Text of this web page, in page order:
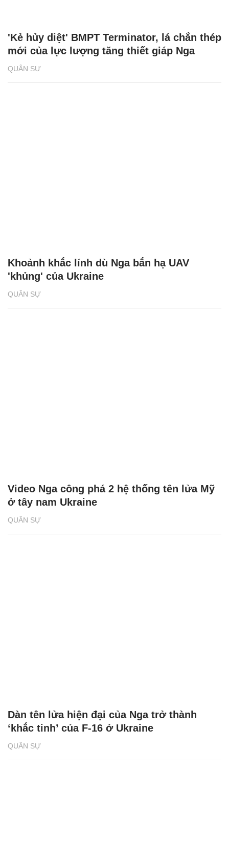
QUÂN SỰ
'Kẻ hủy diệt' BMPT Terminator, lá chắn thép
mới của lực lượng tăng thiết giáp Nga
QUÂN SỰ
Khoảnh khắc lính dù Nga bắn hạ UAV
'khủng' của Ukraine
QUÂN SỰ
Video Nga công phá 2 hệ thống tên lửa Mỹ
ở tây nam Ukraine
QUÂN SỰ
Dàn tên lửa hiện đại của Nga trở thành
‘khắc tinh’ của F-16 ở Ukraine